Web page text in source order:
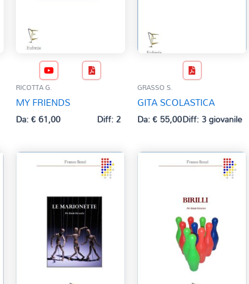
RICOTTA G.
MY FRIENDS
Da:€61,00 Diff: 2
GRASSO S.
GITA SCOLASTICA
Da:€55,00Diff: 3 giovanile